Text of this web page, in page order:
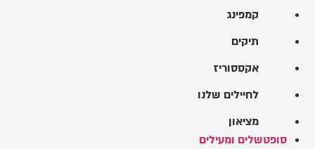
קמפינג
תיקים
אקססוריז
לחיילים שלנו
מציאון
סופטשלים ומעילים